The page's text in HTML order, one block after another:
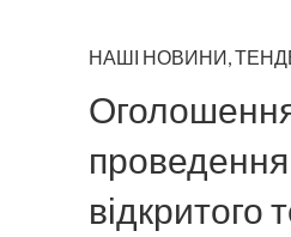
НАШІ НОВИНИ,
проведення
відкритого